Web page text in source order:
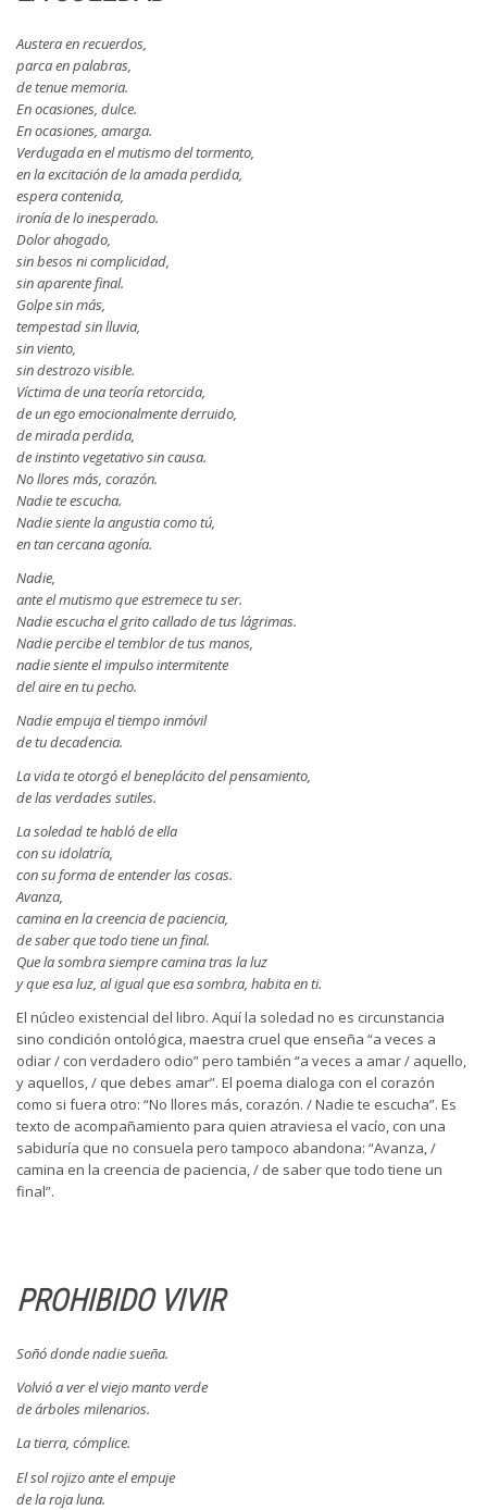
Austera en recuerdos,
parca en palabras,
de tenue memoria.
En ocasiones, dulce.
En ocasiones, amarga.
Verdugada en el mutismo del tormento,
en la excitación de la amada perdida,
espera contenida,
ironía de lo inesperado.
Dolor ahogado,
sin besos ni complicidad,
sin aparente final.
Golpe sin más,
tempestad sin lluvia,
sin viento,
sin destrozo visible.
Víctima de una teoría retorcida,
de un ego emocionalmente derruido,
de mirada perdida,
de instinto vegetativo sin causa.
No llores más, corazón.
Nadie te escucha.
Nadie siente la angustia como tú,
en tan cercana agonía.
Nadie,
ante el mutismo que estremece tu ser.
Nadie escucha el grito callado de tus lágrimas.
Nadie percibe el temblor de tus manos,
nadie siente el impulso intermitente
del aire en tu pecho.
Nadie empuja el tiempo inmóvil
de tu decadencia.
La vida te otorgó el beneplácito del pensamiento,
de las verdades sutiles.
La soledad te habló de ella
con su idolatría,
con su forma de entender las cosas.
Avanza,
camina en la creencia de paciencia,
de saber que todo tiene un final.
Que la sombra siempre camina tras la luz
y que esa luz, al igual que esa sombra, habita en ti.
El núcleo existencial del libro. Aquí la soledad no es circunstancia
sino condición ontológica, maestra cruel que enseña “a veces a
odiar / con verdadero odio” pero también “a veces a amar / aquello,
y aquellos, / que debes amar”. El poema dialoga con el corazón
como si fuera otro: “No llores más, corazón. / Nadie te escucha”. Es
texto de acompañamiento para quien atraviesa el vacío, con una
sabiduría que no consuela pero tampoco abandona: “Avanza, /
camina en la creencia de paciencia, / de saber que todo tiene un
final”.
PROHIBIDO VIVIR
Soñó donde nadie sueña.
Volvió a ver el viejo manto verde
de árboles milenarios.
La tierra, cómplice.
El sol rojizo ante el empuje
de la roja luna.